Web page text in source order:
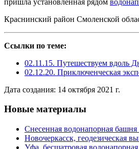
пришла установленная рядом
Краснинский район Смоленской
Ссылки по теме:
02.11.15. Путешествуем вдоль
02.12.20. Приключенческая
Дата создания: 14 октября 2021 г.
Новые материалы
Снесенная водонапорная
Новочеркасск, геодезическая